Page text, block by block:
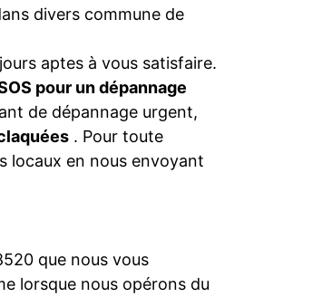
divers commune de
aptes à vous satisfaire.
pour un dépannage
de dépannage urgent,
. Pour toute
locaux en nous envoyant
que nous vous
lorsque nous opérons du